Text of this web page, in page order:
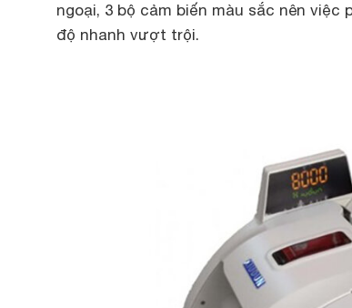
ngoại, 3 bộ cảm biến màu sắc nên
độ nhanh vượt trội.